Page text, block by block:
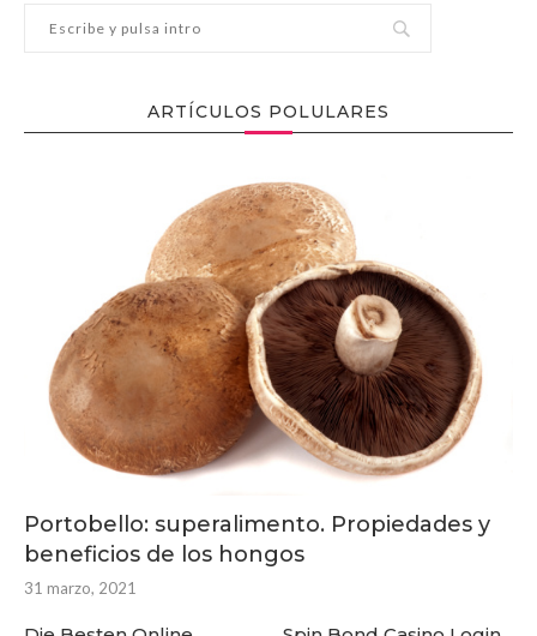
ARTÍCULOS POLULARES
Portobello: superalimento. Propiedades y
beneficios de los hongos
31 marzo, 2021